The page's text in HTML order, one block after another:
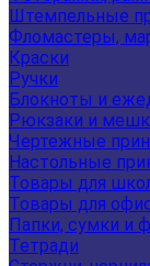
Штемпельные
Фломастеры,
Краски
Ручки
Блокноты и
Рюкзаки и
Чертежные
Настольные
Товары для
Товары для
Папки, сумки и
Тетради